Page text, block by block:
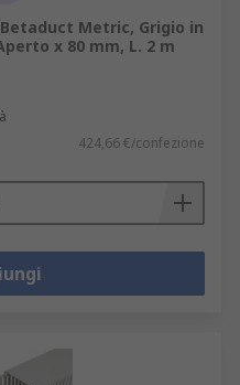
Metric, Grigio in
x 80 mm, L. 2 m
424,66 €/confezione